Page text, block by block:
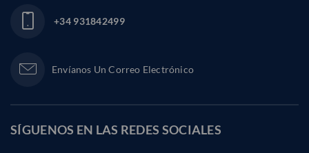
+34 931842499
Envíanos Un Correo Electrónico
SÍGUENOS EN LAS REDES SOCIALES